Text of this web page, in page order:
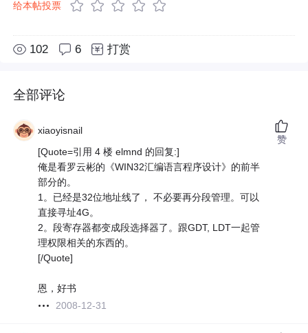
给本帖投票
102 6 打赏
全部评论
xiaoyisnail
[Quote=引用 4 楼 elmnd 的回复:]
俺是看罗云彬的《WIN32汇编语言程序设计》的前半
部分的。
1。已经是32位地址线了， 不必要再分段管理。可以
直接寻址4G。
2。段寄存器都变成段选择器了。跟GDT, LDT一起管
理权限相关的东西的。
[/Quote]
恩，好书
2008-12-31
赞